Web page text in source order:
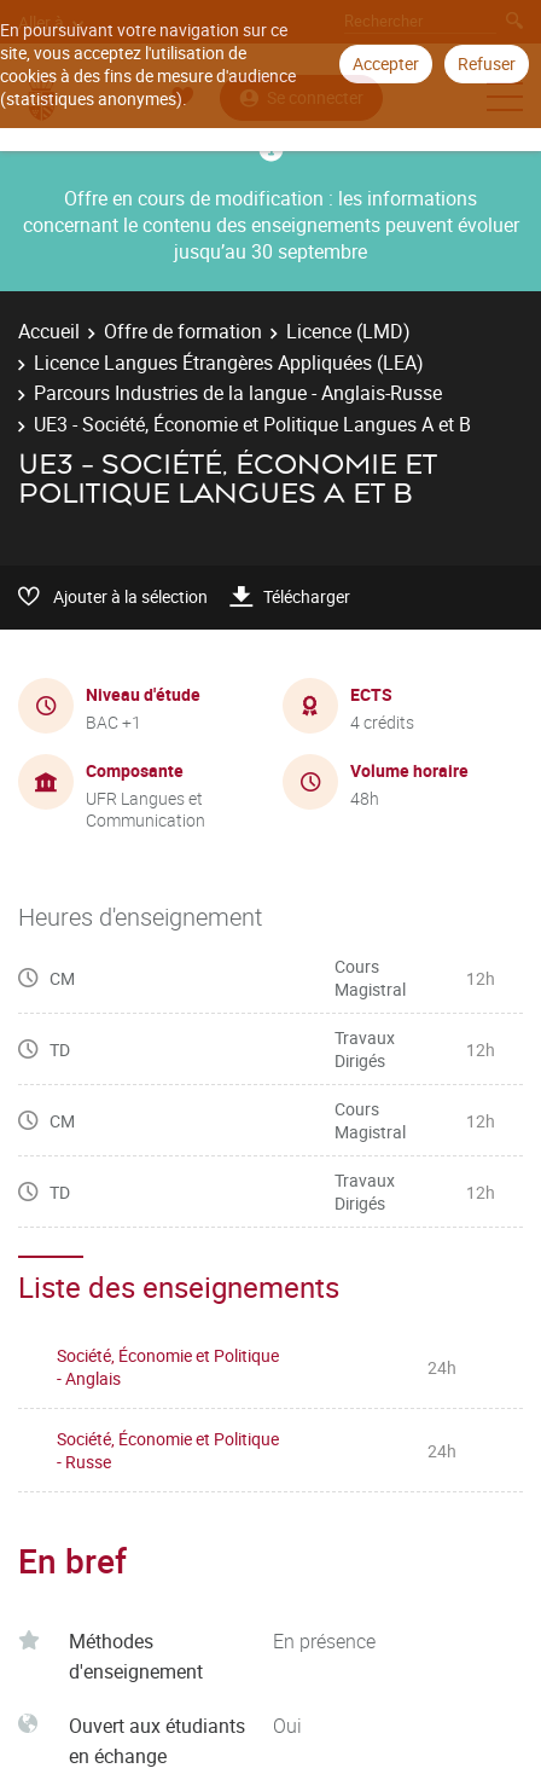
En poursuivant votre navigation sur ce
site, vous acceptez l'utilisation de
cookies à des fins de mesure d'audience
(statistiques anonymes).
Accepter Refuser
Aller à
Se connecter
Offre en cours de modification : les informations
concernant le contenu des enseignements peuvent évoluer
jusqu’au 30 septembre
Accueil Offre de formation
Licence (LMD)
Licence Langues Étrangères Appliquées (LEA)
Parcours Industries de la langue - Anglais-Russe
UE3 - Société, Économie et Politique Langues A et B
UE3 - SOCIÉTÉ, ÉCONOMIE ET
POLITIQUE LANGUES A ET B
Ajouter à la sélection Télécharger
Niveau d'étude
BAC +1
ECTS
4 crédits
Composante
UFR Langues et
Communication
Volume horaire
48h
Heures d'enseignement
CM
Cours
Magistral
12h
TD
Travaux
Dirigés
12h
CM
Cours
Magistral
12h
TD
Travaux
Dirigés
12h
Liste des enseignements
Société, Économie et Politique
- Anglais
24h
Société, Économie et Politique
- Russe
24h
En bref
Méthodes
d'enseignement
En présence
Ouvert aux étudiants
en échange
Oui